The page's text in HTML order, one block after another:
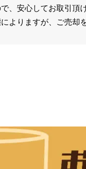
、安心してお取引
よりますが、ご売却